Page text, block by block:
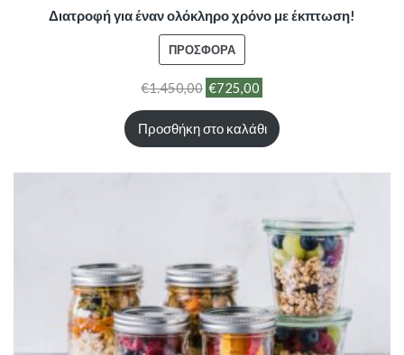
Διατροφή για έναν ολόκληρο χρόνο με έκπτωση!
ΠΡΟΣΦΟΡΆΠΡΟΪΌΝ
ΠΡΟΣΦΟΡΆ
€1.450,00 €725,00
Προσθήκη στο καλάθι